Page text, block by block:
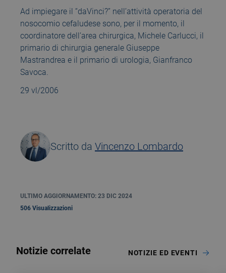
Ad impiegare il “daVinci?” nell’attività operatoria del
nosocomio cefaludese sono, per il momento, il
coordinatore dell’area chirurgica, Michele Carlucci, il
primario di chirurgia generale Giuseppe
Mastrandrea e il primario di urologia, Gianfranco
Savoca.
29 vl/2006
Scritto da Vincenzo Lombardo
ULTIMO AGGIORNAMENTO: 23 DIC 2024
506 Visualizzazioni
Notizie correlate NOTIZIE ED EVENTI